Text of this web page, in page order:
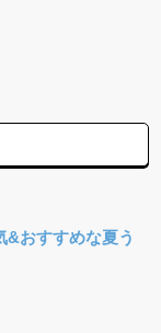
&おすすめな夏う